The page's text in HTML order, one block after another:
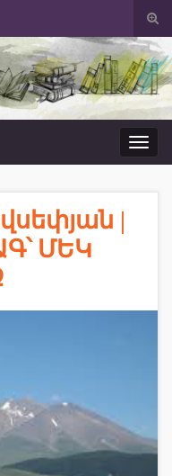
form
|
ՄԵԿ